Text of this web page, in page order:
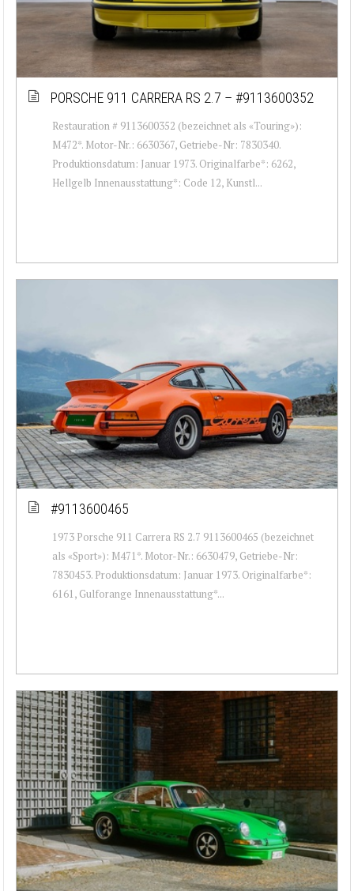
PORSCHE 911 CARRERA RS 2.7 – #9113600352
Restauration # 9113600352 (bezeichnet als «Touring»):
M472*. Motor-Nr.: 6630367, Getriebe-Nr: 7830340.
Produktionsdatum: Januar 1973. Originalfarbe*: 6262,
Hellgelb Innenausstattung*: Code 12, Kunstl...
#9113600465
1973 Porsche 911 Carrera RS 2.7 9113600465 (bezeichnet
als «Sport»): M471*. Motor-Nr.: 6630479, Getriebe-Nr:
7830453. Produktionsdatum: Januar 1973. Originalfarbe*:
6161, Gulforange Innenausstattung*...